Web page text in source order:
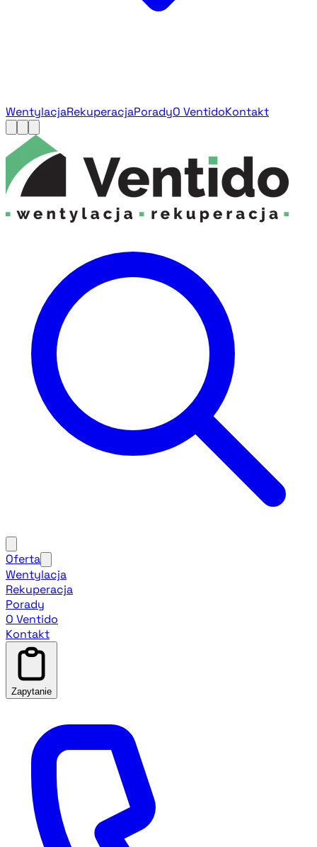
WentylacjaRekuperacjaPoradyO VentidoKontakt
Oferta
Wentylacja
Rekuperacja
Porady
O Ventido
Kontakt
Zapytanie